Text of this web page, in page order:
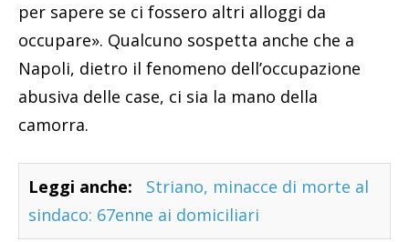
per sapere se ci fossero altri alloggi da
occupare». Qualcuno sospetta anche che a
Napoli, dietro il fenomeno dell’occupazione
abusiva delle case, ci sia la mano della
camorra.
Leggi anche:
Striano, minacce di morte al
sindaco: 67enne ai domiciliari